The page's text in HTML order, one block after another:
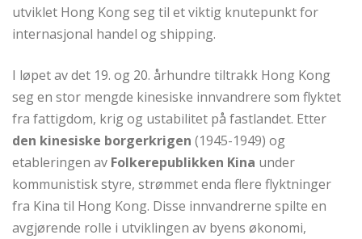
utviklet Hong Kong seg til et viktig knutepunkt for
internasjonal handel og shipping.
I løpet av det 19. og 20. århundre tiltrakk Hong Kong
seg en stor mengde kinesiske innvandrere som flyktet
fra fattigdom, krig og ustabilitet på fastlandet. Etter
den kinesiske borgerkrigen (1945-1949) og
etableringen av Folkerepublikken Kina under
kommunistisk styre, strømmet enda flere flyktninger
fra Kina til Hong Kong. Disse innvandrerne spilte en
avgjørende rolle i utviklingen av byens økonomi,